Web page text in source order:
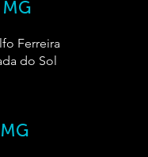
Ferreira
do Sol